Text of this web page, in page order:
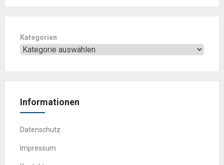
Kategorien
Informationen
Datenschutz
Impressum